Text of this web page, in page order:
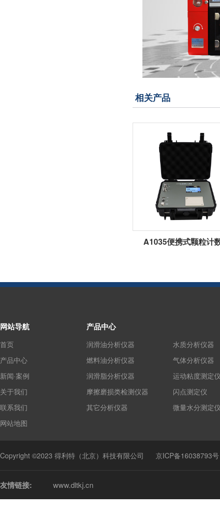
相关产品
A1035便携式颗粒计
网站导航
首页
产品中心
新闻·案例
关于我们
联系我们
网站地图
产品中心
润滑油分析仪器
燃料油分析仪器
润滑脂分析仪器
摩擦磨损类检测仪器
其它分析仪器
水质分析仪器
气体分析仪器
运动粘度测定
闪点测定仪
微量水分测定
Copyright ©2023 得利特（北京）科技有限公司 京ICP备16038793号
友情链接: www.dltkj.cn